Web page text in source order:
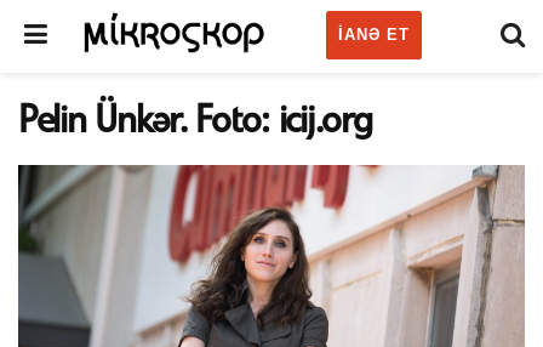
IANƏ ET
Pelin Ünkər. Foto: icij.org